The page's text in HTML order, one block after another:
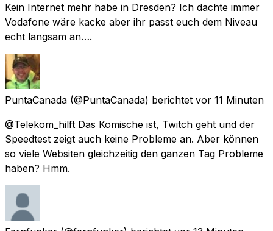
Kein Internet mehr habe in Dresden? Ich dachte immer
Vodafone wäre kacke aber ihr passt euch dem Niveau
echt langsam an….
PuntaCanada (@PuntaCanada) berichtet vor 11 Minuten
@Telekom_hilft Das Komische ist, Twitch geht und der
Speedtest zeigt auch keine Probleme an. Aber können
so viele Websiten gleichzeitig den ganzen Tag Probleme
haben? Hmm.